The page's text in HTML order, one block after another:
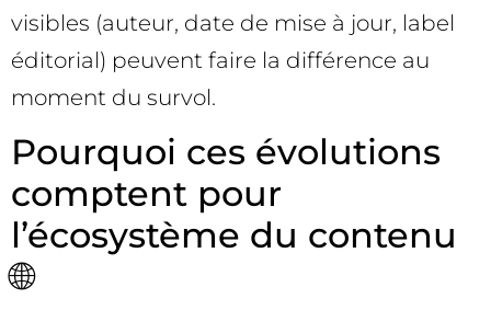
visibles (auteur, date de mise à jour, label
éditorial) peuvent faire la différence au
moment du survol.
Pourquoi ces évolutions
comptent pour
l’écosystème du contenu
🌐